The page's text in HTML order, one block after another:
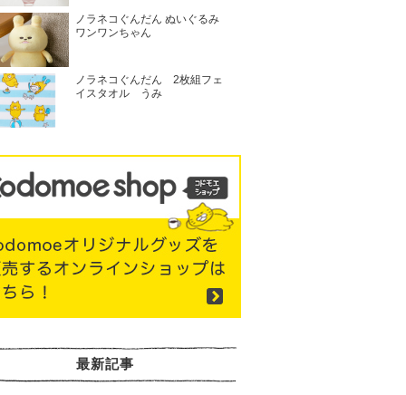
ノラネコぐんだん ぬいぐるみ
ワンワンちゃん
ノラネコぐんだん 2枚組フェ
イスタオル うみ
最新記事